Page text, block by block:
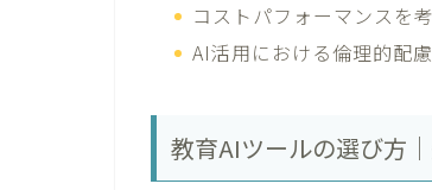
コストパフォーマンスを
AI活用における倫理的配
教育AIツールの選び方